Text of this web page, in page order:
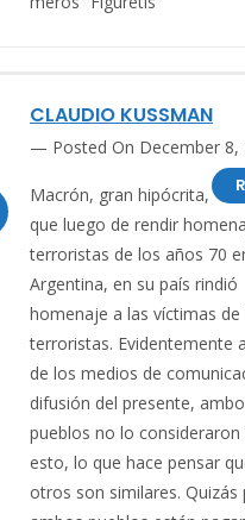
CLAUDIO KUSSMAN
Posted On December 8,
Macrón, gran hipócrita,
que luego de rendir
terroristas de los años 70
Argentina, en su país rindió
homenaje a las víctimas de
terroristas. Evidentemente
de los medios de
difusión del presente,
pueblos no lo consideraron
esto, lo que hace pensar
otros son similares. Quizás